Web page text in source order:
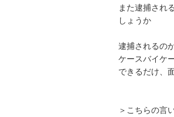
また逮捕され
しょうか
逮捕されるの
ケースバイケ
できるだけ、
＞こちらの言